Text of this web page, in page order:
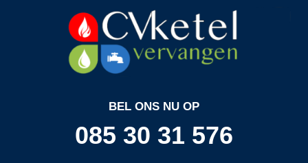
BEL ONS NU OP
085 30 31 576